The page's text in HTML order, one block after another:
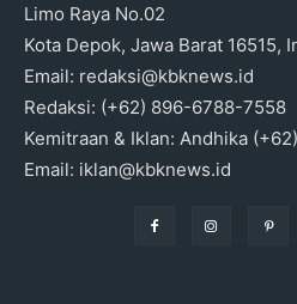
Limo Raya No.02
Kota Depok, Jawa Barat 16515,
Email: redaksi@kbknews.id
Redaksi: (+62) 896-6788-7558
Kemitraan & Iklan: Andhika
Email: iklan@kbknews.id